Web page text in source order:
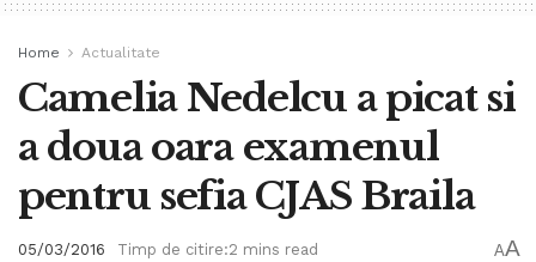
Home Actualitate
Camelia Nedelcu a picat si
a doua oara examenul
pentru sefia CJAS Braila
05/03/2016 Timp de citire:2 mins read AA